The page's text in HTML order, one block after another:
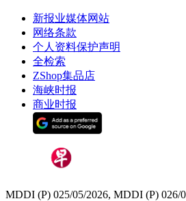
新报业媒体网站
网络条款
个人资料保护声明
全检索
ZShop集品店
海峡时报
商业时报
MDDI (P) 025/05/2026, MDDI (P) 026/